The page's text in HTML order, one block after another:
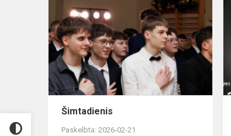
Šimtadienis
Paskelbta: 2026-02-21